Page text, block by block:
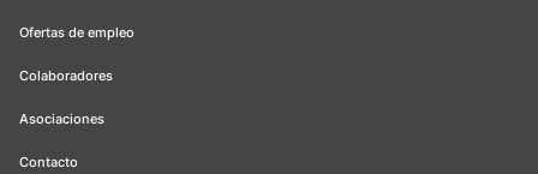
Ofertas de empleo
Colaboradores
Asociaciones
Contacto